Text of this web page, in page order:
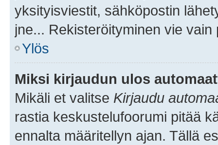
yksityisviestit, sähköpostin
jne... Rekisteröityminen vie
Ylös
Miksi kirjaudun ulos
Mikäli et valitse Kirjaudu
rastia keskustelufoorumi pitää
ennalta määritellyn ajan. Tällä